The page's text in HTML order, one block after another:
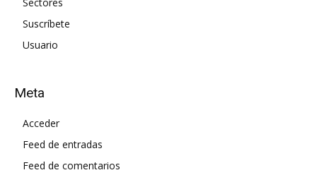
Suscríbete
Usuario
Meta
Acceder
Feed de entradas
Feed de comentarios